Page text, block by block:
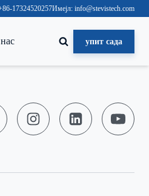
17324520257Имејл: info@stevistech.com
упит сада